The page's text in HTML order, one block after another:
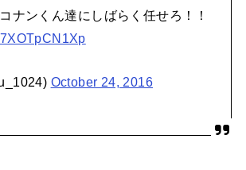
ナンくん達にしばらく任せろ！！
October 24, 2016